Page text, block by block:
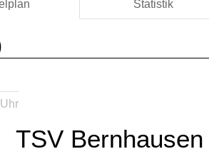
Statistik
TSV Bernhausen